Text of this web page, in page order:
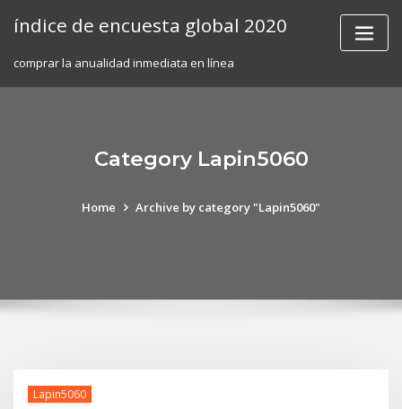
índice de encuesta global 2020
comprar la anualidad inmediata en línea
Category Lapin5060
Home Archive by category "Lapin5060"
Lapin5060